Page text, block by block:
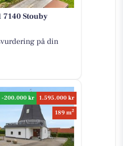
7140 Stouby
på din
-200.000 kr
1.595.000 kr
189 m2